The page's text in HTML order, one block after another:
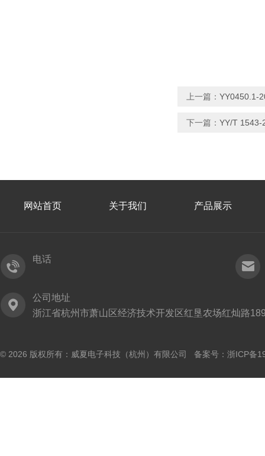
上一篇： YY0450.1-
下一篇： YY/T 1543-
网站首页 关于我们 产品展示
电话
公司地址
浙江省杭州市萧山区经济技术开发区红垦农场红灿路
© 2026 版权所有：威夏电子科技（杭州）有限公司 备案号： 浙ICP备